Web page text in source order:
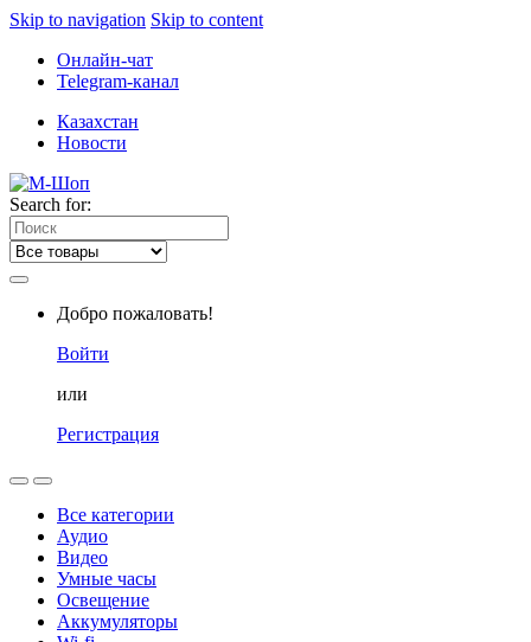
Skip to navigation Skip to content
Онлайн-чат
Telegram-канал
Казахстан
Новости
Search for:
Добро пожаловать!
Войти
или
Регистрация
Все категории
Аудио
Видео
Умные часы
Освещение
Аккумуляторы